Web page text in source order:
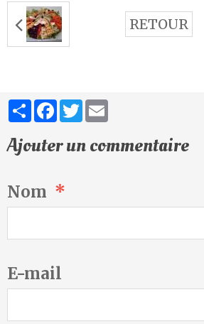
RETOUR
Partager
Facebook
Twitter
Ajouter un commentaire
Nom
E-mail